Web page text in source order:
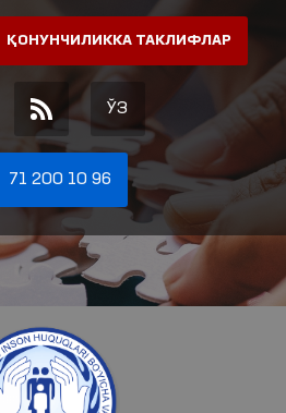
ҚОНУНЧИЛИККА ТАКЛИФЛАР
ЎЗ
71 200 10 96